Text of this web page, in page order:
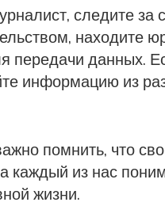
следите за
находите
передачи данных.
информацию из
помнить, что
каждый из нас
жизни.